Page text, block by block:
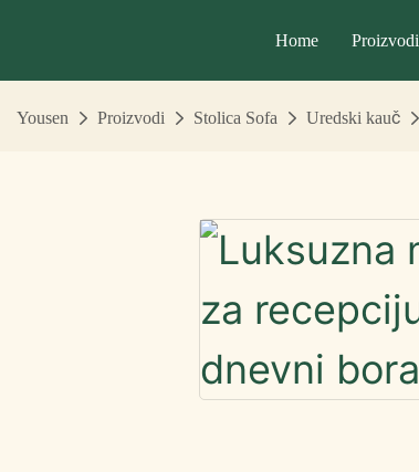
Home Proizvodi
Yousen Proizvodi Stolica Sofa Uredski kauč